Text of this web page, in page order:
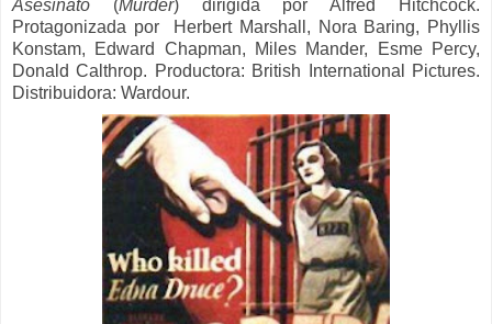
Asesinato (Murder) dirigida por Alfred Hitchcock.
Protagonizada por Herbert Marshall, Nora Baring, Phyllis
Konstam, Edward Chapman, Miles Mander, Esme Percy,
Donald Calthrop. Productora: British International Pictures.
Distribuidora: Wardour.